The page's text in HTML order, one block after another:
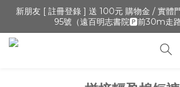
🔺「會員制」新開張,加入會員,全通路可累積
人資訊 > 填寫正確「生日」收生
新朋友 [ 註冊登錄 ] 送 100元 購物金 / 實體
95號（遠百明志書院🅿️前30m走路
🔺「會員制」新開張,加入會員,全通路可累積
人資訊 > 填寫正確「生日」收生